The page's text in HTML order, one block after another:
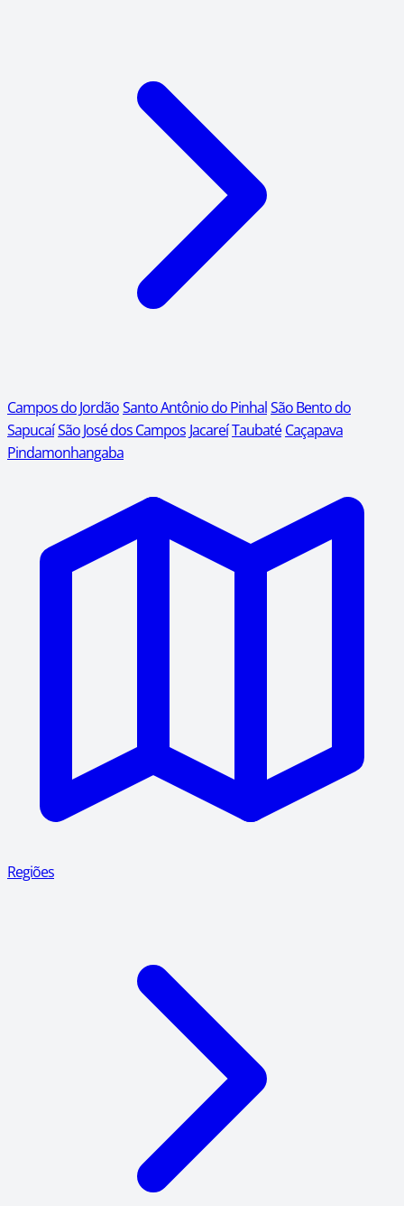
Campos do JordãoSanto Antônio do PinhalSão Bento do
SapucaíSão José dos Campos JacareíTaubaté Caçapava
Pindamonhangaba
Regiões